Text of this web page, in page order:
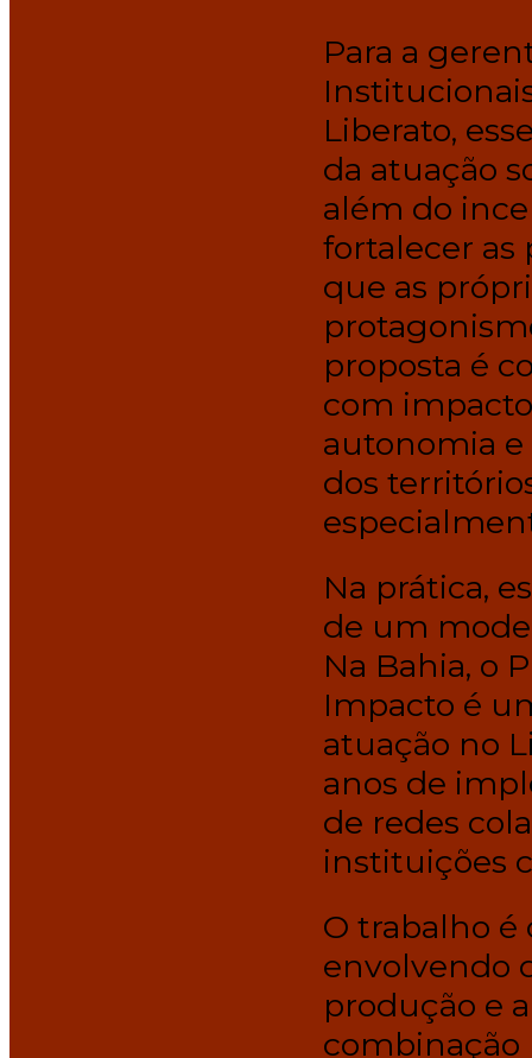
Para a
Liberato,
da atuação
além do
fortalecer as
que as
proposta é
com
autonomia e
dos
Na prática,
de um
Na Bahia, o
Impacto é
atuação no
anos de
de redes
instituições
O trabalho
envolvendo
produção e
combinação